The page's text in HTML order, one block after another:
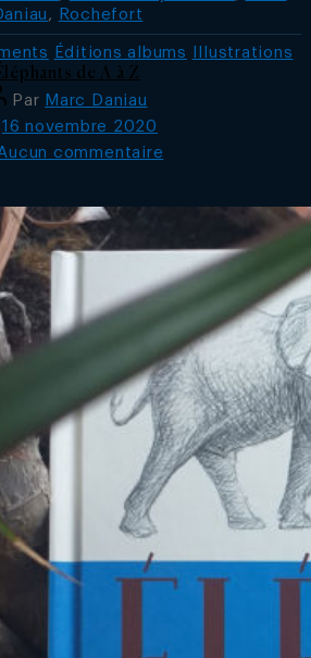
Daniau , Rochefort
Catégories
Éditions albums
Illustrations
Éléphants de A à Z
Par Marc Daniau
16 novembre 2020
commentaire
Z